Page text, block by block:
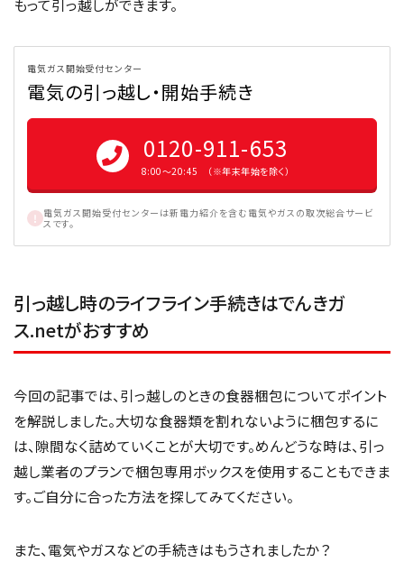
もって引っ越しができます。
電気ガス開始受付センター
電気の引っ越し・開始手続き
0120-911-653
8:00〜20:45 （※年末年始を除く）
電気ガス開始受付センターは新電力紹介を含む電気やガスの取次総合サービ
スです。
引っ越し時のライフライン手続きはでんきガ
ス.netがおすすめ
今回の記事では、引っ越しのときの食器梱包についてポイント
を解説しました。大切な食器類を割れないように梱包するに
は、隙間なく詰めていくことが大切です。めんどうな時は、引っ
越し業者のプランで梱包専用ボックスを使用することもできま
す。ご自分に合った方法を探してみてください。
また、電気やガスなどの手続きはもうされましたか？